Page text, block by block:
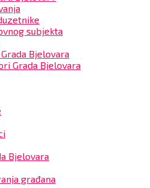
subjekta
Bjelovara
Grada Bjelovara
Bjelovara
građana